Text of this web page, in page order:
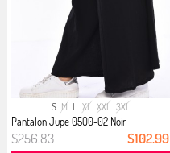
S M L XL XXL 3XL
Pantalon Jupe 0500-02 Noir
$256.83 $102.99